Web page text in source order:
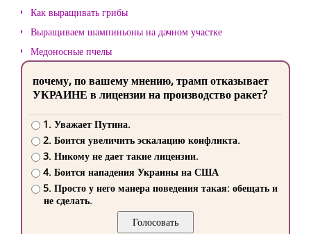
Как выращивать грибы
Выращиваем шампиньоны на дачном участке
Медоносные пчелы
почему, по вашему мнению, трамп отказывает
УКРАИНЕ в лицензии на производство ракет?
1. Уважает Путина.
2. Боится увеличить эскалацию конфликта.
3. Никому не дает такие лицензии.
4. Боится нападения Украины на США
5. Просто у него манера поведения такая: обещать и
не сделать.